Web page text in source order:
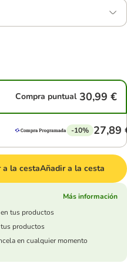
Compra puntual 30,99 €
-10% 27,89
a la cestaAñadir a la cesta
Más información
tus productos
productos
en cualquier momento